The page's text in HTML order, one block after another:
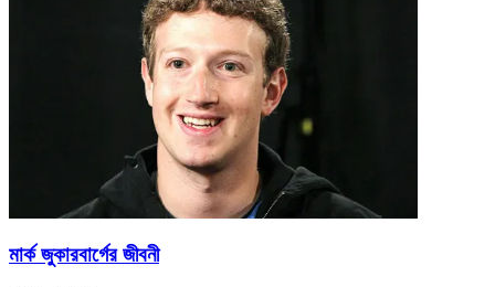
মার্ক জুকারবার্গের জীবনী